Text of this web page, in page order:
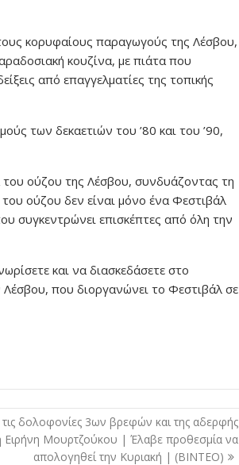
κορυφαίους παραγωγούς της Λέσβου,
κουζίνα, με πιάτα που
από επαγγελματίες της τοπικής
των δεκαετιών του ’80 και του ’90,
του ούζου της Λέσβου, συνδυάζοντας τη
ούζου δεν είναι μόνο ένα Φεστιβάλ
συγκεντρώνει επισκέπτες από όλη την
και να διασκεδάσετε στο
που διοργανώνει το Φεστιβάλ σε
δολοφονίες 3ων βρεφών και της αδερφής
Ειρήνη Μουρτζούκου | Έλαβε προθεσμία να
απολογηθεί την Κυριακή | (ΒΙΝΤΕΟ)